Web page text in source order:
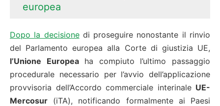
europea
Dopo la decisionedi proseguire nonostante il rinvio
del Parlamento europea alla Corte di giustizia UE,
l’Unione Europeaha compiuto l’ultimo passaggio
procedurale necessario per l’avvio dell’applicazione
provvisoria dell’Accordo commerciale interinale UE-
Mercosur (iTA), notificando formalmente ai Paesi